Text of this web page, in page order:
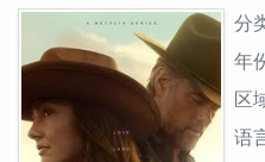
分
年
区
语